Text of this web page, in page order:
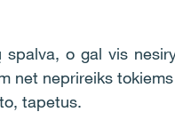
spalva, o gal vis
net neprireiks
tapetus.